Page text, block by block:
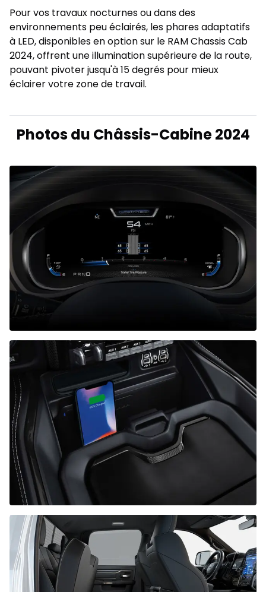
Pour vos travaux nocturnes ou dans des
environnements peu éclairés, les phares adaptatifs
à LED, disponibles en option sur le RAM Chassis Cab
2024, offrent une illumination supérieure de la route,
pouvant pivoter jusqu'à 15 degrés pour mieux
éclairer votre zone de travail.
Photos du Châssis-Cabine 2024